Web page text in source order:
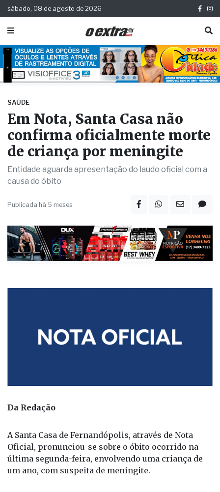
sábado, 08 de agosto de 2026
SAÚDE
Em Nota, Santa Casa não
confirma oficialmente morte
de criança por meningite
Entidade aguarda apresentação do laudo oficial com a
causa do óbito
Publicada há 5 meses
Da Redação
A Santa Casa de Fernandópolis, através de Nota
Oficial, pronunciou-se sobre o óbito ocorrido na
última segunda-feira, envolvendo uma criança de
um ano, com suspeita de meningite.